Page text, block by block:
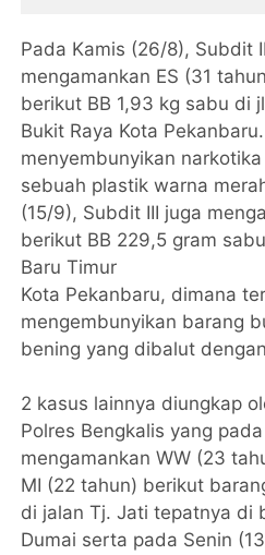
Pada Kamis (26/8), Subdit
mengamankan ES (31
berikut BB 1,93 kg sabu di
Bukit Raya Kota
menyembunyikan
sebuah plastik warna
(15/9), Subdit III juga
berikut BB 229,5 gram
Baru Timur
Kota Pekanbaru, dimana
mengembunyikan barang
bening yang dibalut
2 kasus lainnya diungkap
Polres Bengkalis yang
mengamankan WW (23
MI (22 tahun) berikut
di jalan Tj. Jati tepatnya di
Dumai serta pada Senin